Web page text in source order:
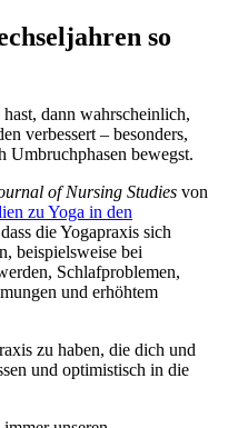
so
dann wahrscheinlich,
verbessert – besonders,
Umbruchphasen bewegst.
of Nursing Studies von
zu Yoga in den
die Yogapraxis sich
beispielsweise bei
Schlafproblemen,
und erhöhtem
zu haben, die dich und
und optimistisch in die